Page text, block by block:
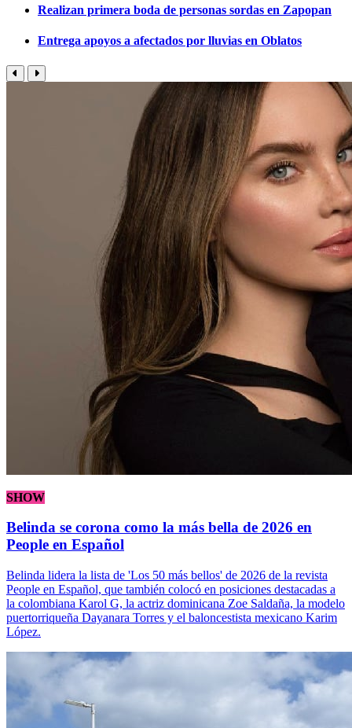
Realizan primera boda de personas sordas en Zapopan
Entrega apoyos a afectados por lluvias en Oblatos
SHOW
Belinda se corona como la más bella de 2026 en
People en Español
Belinda lidera la lista de 'Los 50 más bellos' de 2026 de la revista
People en Español, que también colocó en posiciones destacadas a
la colombiana Karol G, la actriz dominicana Zoe Saldaña, la modelo
puertorriqueña Dayanara Torres y el baloncestista mexicano Karim
López.